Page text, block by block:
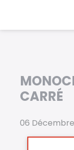
CARRÉ
06